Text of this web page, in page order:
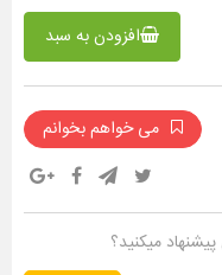
افزودن به سبد
می خواهم بخوانم
میکنید؟